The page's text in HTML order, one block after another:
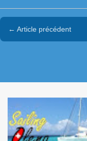
← Article précédent